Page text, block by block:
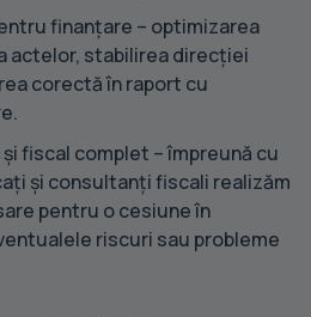
finanțare – optimizarea
actelor, stabilirea direcției
corectă în raport cu
fiscal complet – împreună cu
și consultanți fiscali realizăm
pentru o cesiune în
riscuri sau probleme